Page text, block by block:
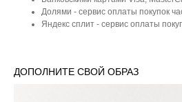
Долями - сервис оплаты покупок
Яндекс сплит - сервис оплаты
ДОПОЛНИТЕ СВОЙ ОБРАЗ